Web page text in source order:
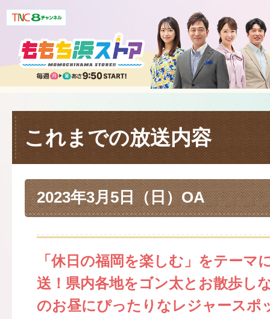
これまでの放送内容
2023年3月5日（日）OA
「休日の福岡を楽しむ」をテーマ
送！県内各地をゴン太とお散歩し
のお昼にぴったりなレジャースポ